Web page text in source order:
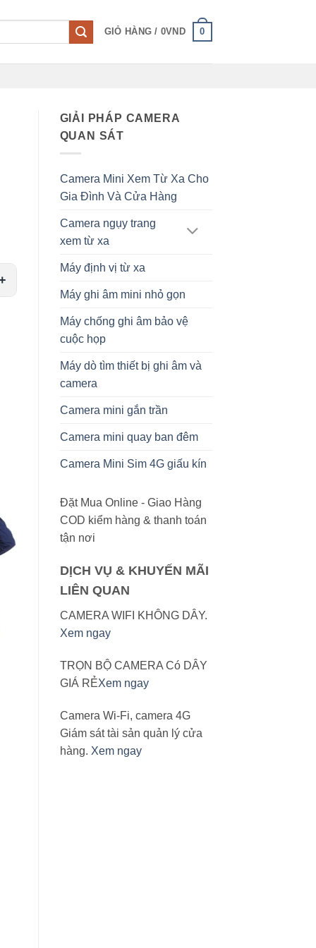
GIỎ HÀNG / 0VND 0
GIẢI PHÁP CAMERA
QUAN SÁT
Camera Mini Xem Từ Xa Cho
Gia Đình Và Cửa Hàng
Camera ngụy trang
xem từ xa
Máy định vị từ xa
Máy ghi âm mini nhỏ gọn
Máy chống ghi âm bảo vệ
cuộc họp
Máy dò tìm thiết bị ghi âm và
camera
Camera mini gắn trần
Camera mini quay ban đêm
Camera Mini Sim 4G giấu kín
Đặt Mua Online - Giao Hàng
COD kiểm hàng & thanh toán
tận nơi
DỊCH VỤ & KHUYẾN MÃI
LIÊN QUAN
CAMERA WIFI KHÔNG DÂY.
Xem ngay
TRỌN BỘ CAMERA Có DÂY
GIÁ RẺXem ngay
Camera Wi-Fi, camera 4G
Giám sát tài sản quản lý cửa
hàng. Xem ngay